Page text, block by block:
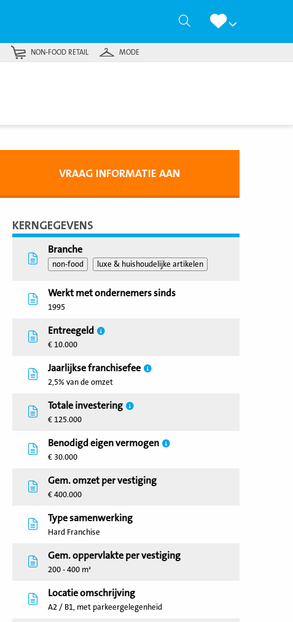
Zoeken
NON-FOOD RETAIL MODE
VRAAG INFORMATIE AAN
KERNGEGEVENS
Branche
non-food luxe & huishoudelijke artikelen
Werkt met ondernemers sinds
1995
Entreegeld
€ 10.000
Jaarlijkse franchisefee
2,5% van de omzet
Totale investering
€ 125.000
Benodigd eigen vermogen
€ 30.000
Gem. omzet per vestiging
€ 400.000
Type samenwerking
Hard Franchise
Gem. oppervlakte per vestiging
200 - 400 m²
Locatie omschrijving
A2 / B1, met parkeergelegenheid